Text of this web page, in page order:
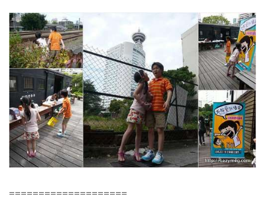
====================